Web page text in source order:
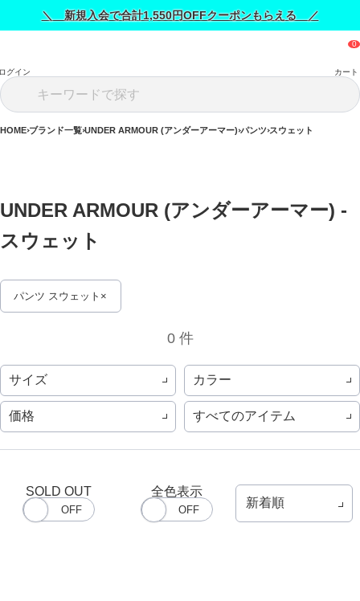
＼ 新規入会で合計1,550円OFFクーポンもらえる ／
グイン カート
HOME ブランド一覧 UNDER ARMOUR (アンダーアーマー) パンツ スウェット
UNDER ARMOUR (アンダーアーマー) -
スウェット
パンツ スウェット
0 件
サイズ カラー
価格 すべてのアイテム
SOLD OUT 全色表示